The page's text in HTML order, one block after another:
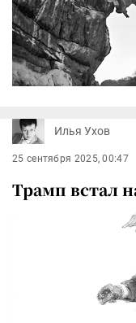
Илья Ухов
25 сентября 2025, 00:47
Трамп встал